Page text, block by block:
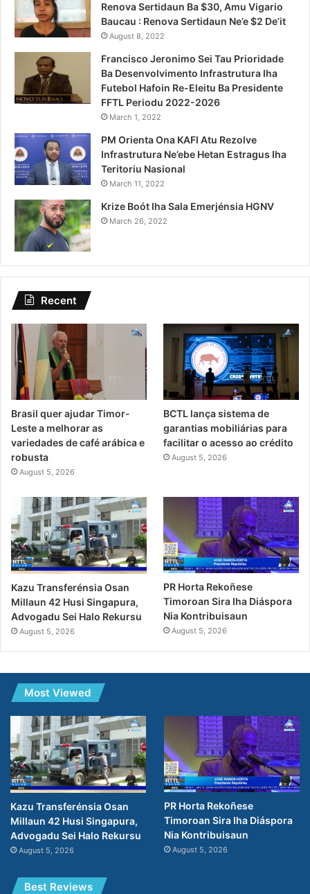
Renova Sertidaun Ba $30, Amu Vigario
Baucau : Renova Sertidaun Ne’e $2 De’it
August 8, 2022
Francisco Jeronimo Sei Tau Prioridade
Ba Desenvolvimento Infrastrutura Iha
Futebol Hafoin Re-Eleitu Ba Presidente
FFTL Periodu 2022-2026
March 1, 2022
PM Orienta Ona KAFI Atu Rezolve
Infrastrutura Ne’ebe Hetan Estragus Iha
Teritoriu Nasional
March 11, 2022
Krize Boót Iha Sala Emerjénsia HGNV
March 26, 2022
Recent
Brasil quer ajudar Timor-
Leste a melhorar as
variedades de café arábica e
robusta
August 5, 2026
BCTL lança sistema de
garantias mobiliárias para
facilitar o acesso ao crédito
August 5, 2026
Kazu Transferénsia Osan
Millaun 42 Husi Singapura,
Advogadu Sei Halo Rekursu
August 5, 2026
PR Horta Rekoñese
Timoroan Sira Iha Diáspora
Nia Kontribuisaun
August 5, 2026
Most Viewed
Kazu Transferénsia Osan
Millaun 42 Husi Singapura,
Advogadu Sei Halo Rekursu
August 5, 2026
PR Horta Rekoñese
Timoroan Sira Iha Diáspora
Nia Kontribuisaun
August 5, 2026
Best Reviews